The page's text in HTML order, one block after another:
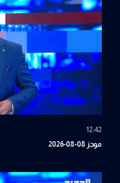
12:42
موجز 08-08-2026